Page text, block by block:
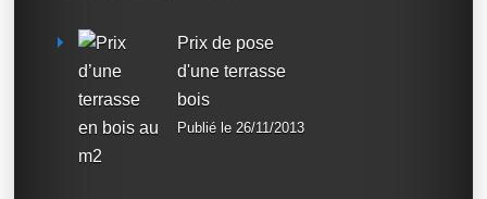
Prix de pose
d'une terrasse
bois
Publié le 26/11/2013